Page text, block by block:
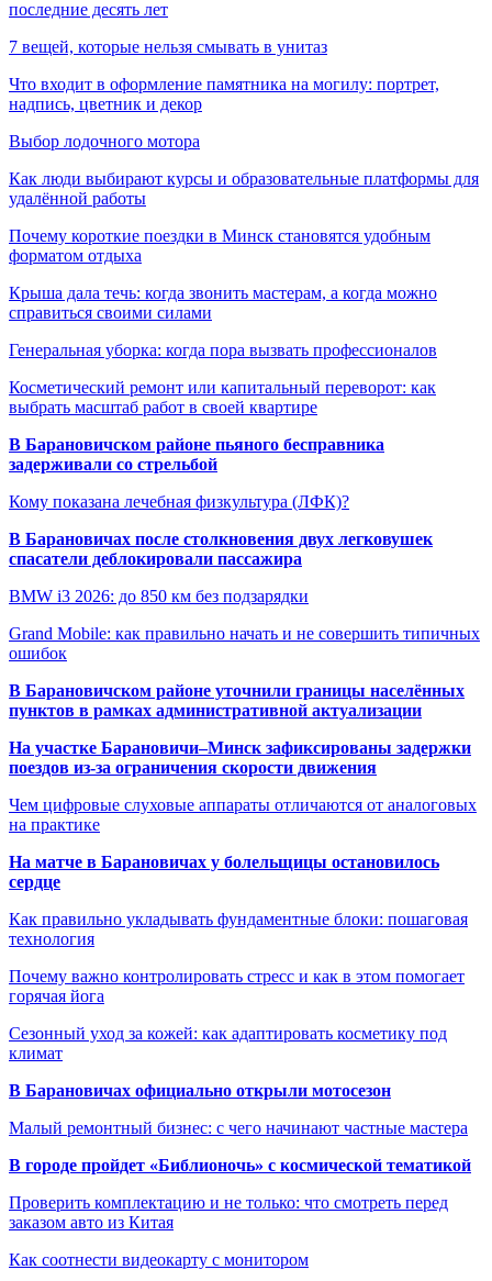
последние десять лет
7 вещей, которые нельзя смывать в унитаз
Что входит в оформление памятника на могилу: портрет,
надпись, цветник и декор
Выбор лодочного мотора
Как люди выбирают курсы и образовательные платформы для
удалённой работы
Почему короткие поездки в Минск становятся удобным
форматом отдыха
Крыша дала течь: когда звонить мастерам, а когда можно
справиться своими силами
Генеральная уборка: когда пора вызвать профессионалов
Косметический ремонт или капитальный переворот: как
выбрать масштаб работ в своей квартире
В Барановичском районе пьяного бесправника
задерживали со стрельбой
Кому показана лечебная физкультура (ЛФК)?
В Барановичах после столкновения двух легковушек
спасатели деблокировали пассажира
BMW i3 2026: до 850 км без подзарядки
Grand Mobile: как правильно начать и не совершить типичных
ошибок
В Барановичском районе уточнили границы населённых
пунктов в рамках административной актуализации
На участке Барановичи–Минск зафиксированы задержки
поездов из-за ограничения скорости движения
Чем цифровые слуховые аппараты отличаются от аналоговых
на практике
На матче в Барановичах у болельщицы остановилось
сердце
Как правильно укладывать фундаментные блоки: пошаговая
технология
Почему важно контролировать стресс и как в этом помогает
горячая йога
Сезонный уход за кожей: как адаптировать косметику под
климат
В Барановичах официально открыли мотосезон
Малый ремонтный бизнес: с чего начинают частные мастера
В городе пройдет «Библионочь» с космической тематикой
Проверить комплектацию и не только: что смотреть перед
заказом авто из Китая
Как соотнести видеокарту с монитором